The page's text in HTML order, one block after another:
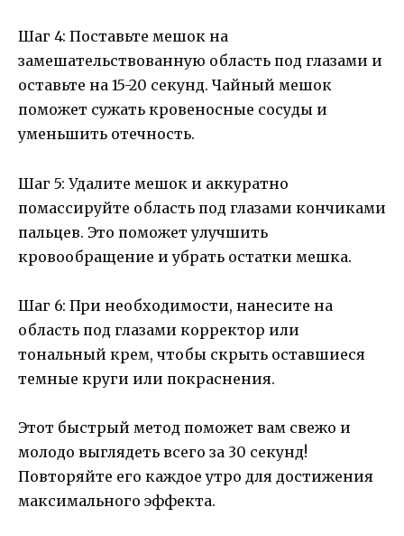
Шаг 4: Поставьте мешок на
замешательствованную область под глазами и
оставьте на 15-20 секунд. Чайный мешок
поможет сужать кровеносные сосуды и
уменьшить отечность.
Шаг 5: Удалите мешок и аккуратно
помассируйте область под глазами кончиками
пальцев. Это поможет улучшить
кровообращение и убрать остатки мешка.
Шаг 6: При необходимости, нанесите на
область под глазами корректор или
тональный крем, чтобы скрыть оставшиеся
темные круги или покраснения.
Этот быстрый метод поможет вам свежо и
молодо выглядеть всего за 30 секунд!
Повторяйте его каждое утро для достижения
максимального эффекта.